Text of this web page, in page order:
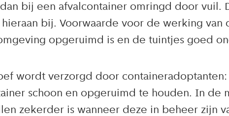
bij een afvalcontainer omringd door vuil.
bij. Voorwaarde voor de werking van
opgeruimd is en de tuintjes goed
wordt verzorgd door
schoon en opgeruimd te houden. In de
zekerder is wanneer deze in beheer zijn